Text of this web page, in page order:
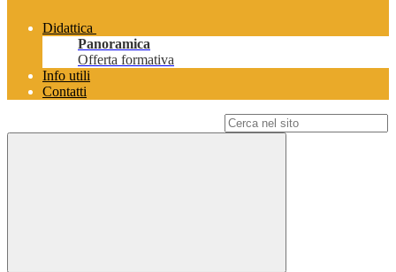
Didattica
Panoramica
Offerta formativa
Info utili
Contatti